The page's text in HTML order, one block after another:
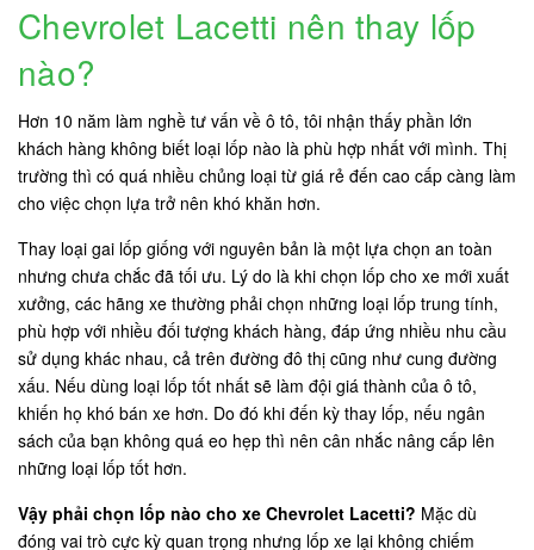
Chevrolet Lacetti nên thay lốp
nào?
Hơn 10 năm làm nghề tư vấn về ô tô, tôi nhận thấy phần lớn
khách hàng không biết loại lốp nào là phù hợp nhất với mình. Thị
trường thì có quá nhiều chủng loại từ giá rẻ đến cao cấp càng làm
cho việc chọn lựa trở nên khó khăn hơn.
Thay loại gai lốp giống với nguyên bản là một lựa chọn an toàn
nhưng chưa chắc đã tối ưu. Lý do là khi chọn lốp cho xe mới xuất
xưởng, các hãng xe thường phải chọn những loại lốp trung tính,
phù hợp với nhiều đối tượng khách hàng, đáp ứng nhiều nhu cầu
sử dụng khác nhau, cả trên đường đô thị cũng như cung đường
xấu. Nếu dùng loại lốp tốt nhất sẽ làm đội giá thành của ô tô,
khiến họ khó bán xe hơn. Do đó khi đến kỳ thay lốp, nếu ngân
sách của bạn không quá eo hẹp thì nên cân nhắc nâng cấp lên
những loại lốp tốt hơn.
Vậy phải chọn lốp nào cho xe Chevrolet Lacetti? Mặc dù
đóng vai trò cực kỳ quan trọng nhưng lốp xe lại không chiếm